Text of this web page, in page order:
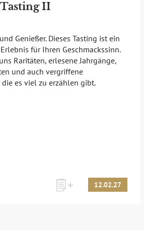
II
Genießer. Dieses Tasting ist ein
für Ihren Geschmackssinn.
Raritäten, erlesene Jahrgänge,
und auch vergriffene
es viel zu erzählen gibt.
12.02.27